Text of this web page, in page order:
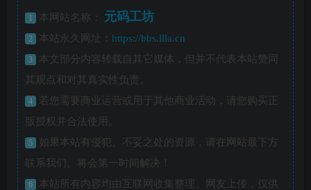
1 本网站名称： 元码工坊
2 本站永久网址： https://bbs.llla.cn
3
本文部分内容转载自其它媒体，但并不代表本站赞同
其观点和对其真实性负责。
4
若您需要商业运营或用于其他商业活动，请您购买正
版授权并合法使用。
5
如果本站有侵犯、不妥之处的资源，请在网站最下方
联系我们。将会第一时间解决！
6
本站所有内容均由互联网收集整理、网友上传，仅供